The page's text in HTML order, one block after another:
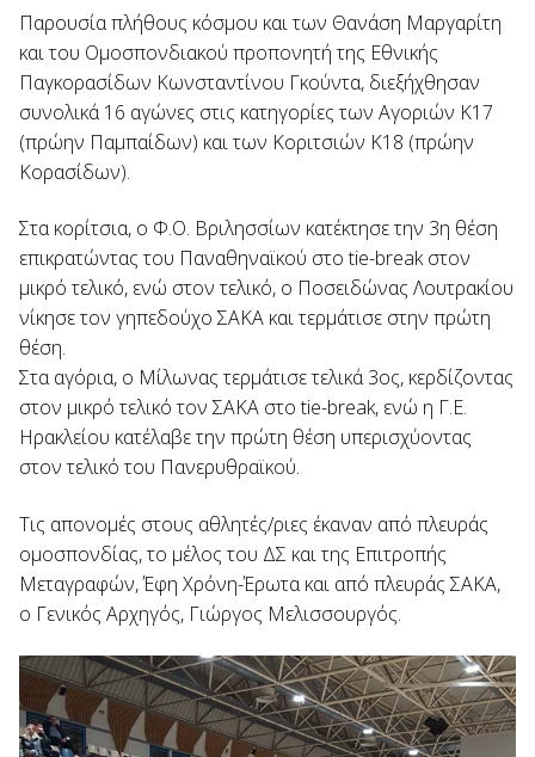
Παρουσία πλήθους κόσμου και των Θανάση Μαργαρίτη
και του Ομοσπονδιακού προπονητή της Εθνικής
Παγκορασίδων Κωνσταντίνου Γκούντα, διεξήχθησαν
συνολικά 16 αγώνες στις κατηγορίες των Αγοριών Κ17
(πρώην Παμπαίδων) και των Κοριτσιών Κ18 (πρώην
Κορασίδων).
Στα κορίτσια, ο Φ.Ο. Βριλησσίων κατέκτησε την 3η θέση
επικρατώντας του Παναθηναϊκού στο tie-break στον
μικρό τελικό, ενώ στον τελικό, ο Ποσειδώνας Λουτρακίου
νίκησε τον γηπεδούχο ΣΑΚΑ και τερμάτισε στην πρώτη
θέση.
Στα αγόρια, ο Μίλωνας τερμάτισε τελικά 3ος, κερδίζοντας
στον μικρό τελικό τον ΣΑΚΑ στο tie-break, ενώ η Γ.Ε.
Ηρακλείου κατέλαβε την πρώτη θέση υπερισχύοντας
στον τελικό του Πανερυθραϊκού.
Τις απονομές στους αθλητές/ριες έκαναν από πλευράς
ομοσπονδίας, το μέλος του ΔΣ και της Επιτροπής
Μεταγραφών, Έφη Χρόνη-Έρωτα και από πλευράς ΣΑΚΑ,
ο Γενικός Αρχηγός, Γιώργος Μελισσουργός.